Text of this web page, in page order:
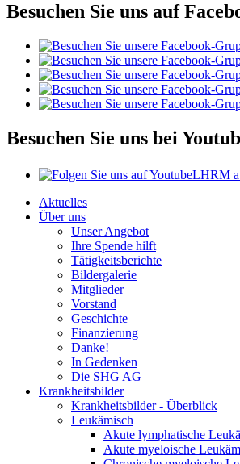
Besuchen Sie uns auf
Besuchen Sie uns bei
LHRM
Aktuelles
Über uns
Unser Angebot
Ihre Spende hilft
Tätigkeitsberichte
Bildergalerie
Mitglieder
Vorstand
Geschichte
Finanzierung
Danke!
In Gedenken
Die SHG AG
Krankheitsbilder
Krankheitsbilder - Überblick
Leukämisch
Akute lymphatische
Akute myeloische